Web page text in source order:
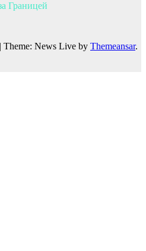
Границей
| Theme: News Live by Themeansar.